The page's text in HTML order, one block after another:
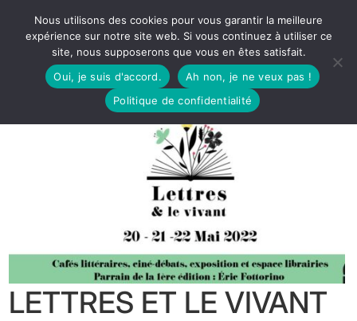
LETTRES ET LE VIVANT
Nous utilisons des cookies pour vous garantir la meilleure
expérience sur notre site web. Si vous continuez à utiliser ce
site, nous supposerons que vous en êtes satisfait.
Oui, je suis d'accord.
Ah non, je ne veux pas !
Politique de confidentialité